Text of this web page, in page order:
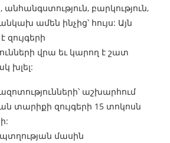
բարկություն,
ամեն ինչից՝ հույս: Այն
վրա եւ կարող է շատ
խլել:
աշխարհում
տարիքի զույգերի 15 տոկոսն
մասին